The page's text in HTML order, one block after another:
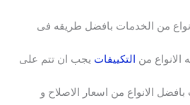
من الخدمات بافضل طريقه فى
الانواع من التكييفات يجب ان تتم على
الانواع من اسعار الاصلاح و